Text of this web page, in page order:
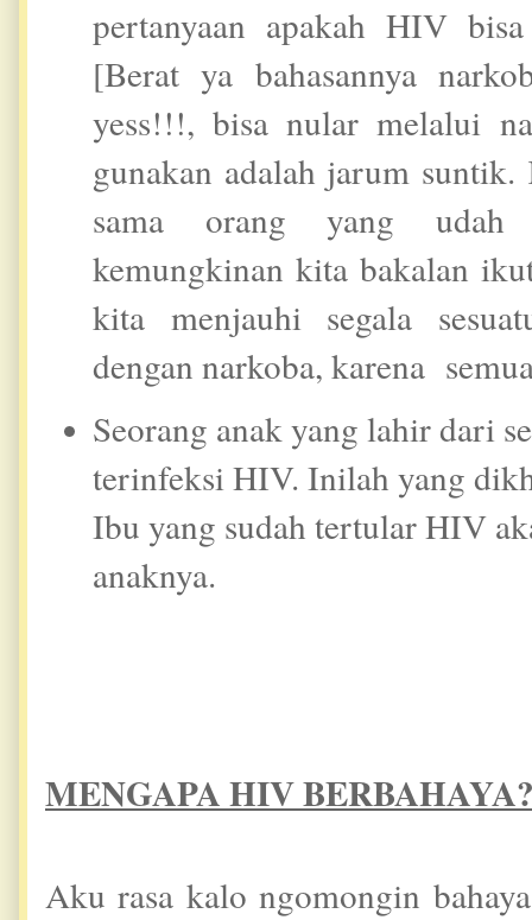
pertanyaan apakah HIV
[Berat ya bahasannya
yess!!!, bisa nular melalui
gunakan adalah jarum
sama orang yang udah
kemungkinan kita bakalan
kita menjauhi segala
dengan narkoba, karena
Seorang anak yang lahir dari
terinfeksi HIV. Inilah yang
Ibu yang sudah tertular HIV
anaknya.
MENGAPA HIV
Aku rasa kalo ngomongin